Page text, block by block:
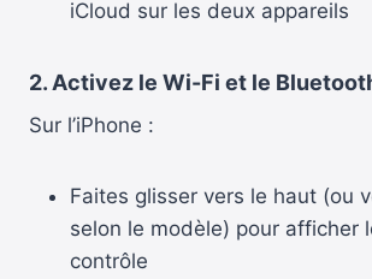
iCloud sur les deux appareils
2. Activez le Wi-Fi et le
Sur l’iPhone :
Faites glisser vers le haut (ou
selon le modèle) pour afficher
contrôle